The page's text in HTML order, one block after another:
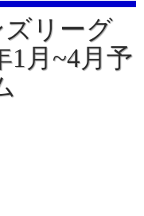
リーグ
1月~4月予